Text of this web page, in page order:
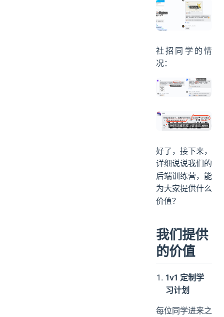
社招同学的情
况：
好了，接下来，
详细说说我们的
后端训练营，能
为大家提供什么
价值？
我们提供
的价值
1v1 定制学
习计划
每位同学进来之